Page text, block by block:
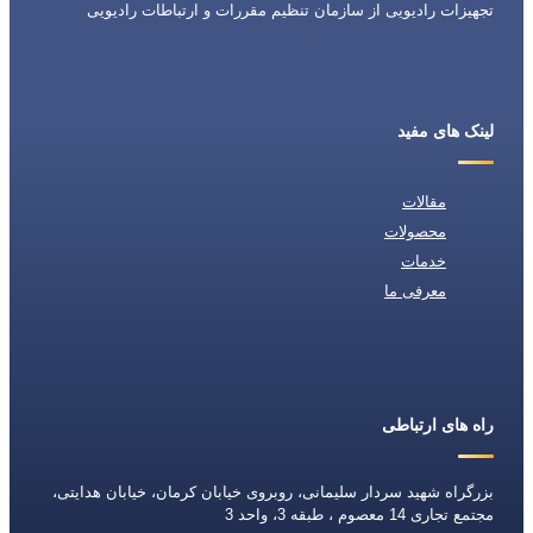
تجهیزات رادیویی از سازمان تنظیم مقررات و ارتباطات رادیویی
لینک های مفید
مقالات
محصولات
خدمات
معرفی ما
راه های ارتباطی
بزرگراه شهید سردار سلیمانی، روبروی خیابان کرمان، خیابان هدایتی،
مجتمع تجاری 14 معصوم ، طبقه 3، واحد 3